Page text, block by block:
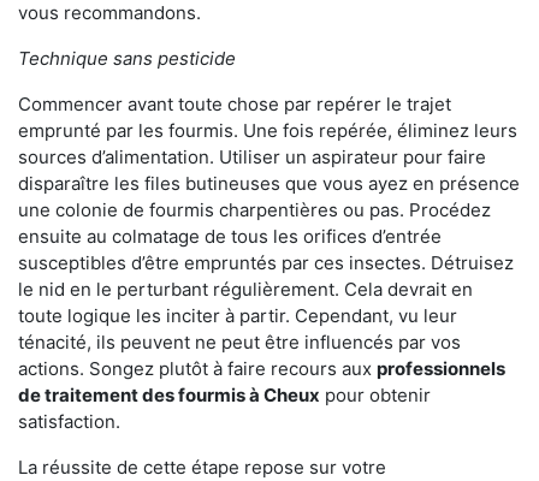
vous recommandons.
Technique sans pesticide
Commencer avant toute chose par repérer le trajet
emprunté par les fourmis. Une fois repérée, éliminez leurs
sources d’alimentation. Utiliser un aspirateur pour faire
disparaître les files butineuses que vous ayez en présence
une colonie de fourmis charpentières ou pas. Procédez
ensuite au colmatage de tous les orifices d’entrée
susceptibles d’être empruntés par ces insectes. Détruisez
le nid en le perturbant régulièrement. Cela devrait en
toute logique les inciter à partir. Cependant, vu leur
ténacité, ils peuvent ne peut être influencés par vos
actions. Songez plutôt à faire recours aux professionnels
de traitement des fourmis à Cheux pour obtenir
satisfaction.
La réussite de cette étape repose sur votre